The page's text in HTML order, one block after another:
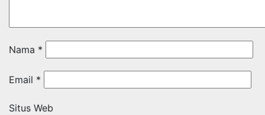
Nama *
Email *
Situs Web